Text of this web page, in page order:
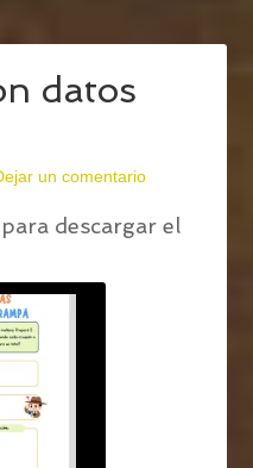
datos
un comentario
descargar el